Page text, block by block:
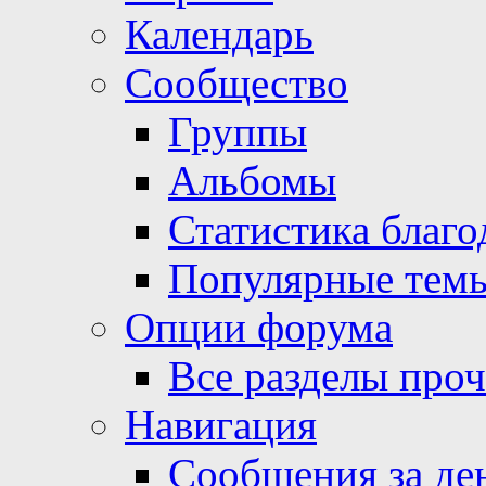
Календарь
Сообщество
Группы
Альбомы
Статистика
Популярные
Опции форума
Все разделы
Навигация
Сообщения за